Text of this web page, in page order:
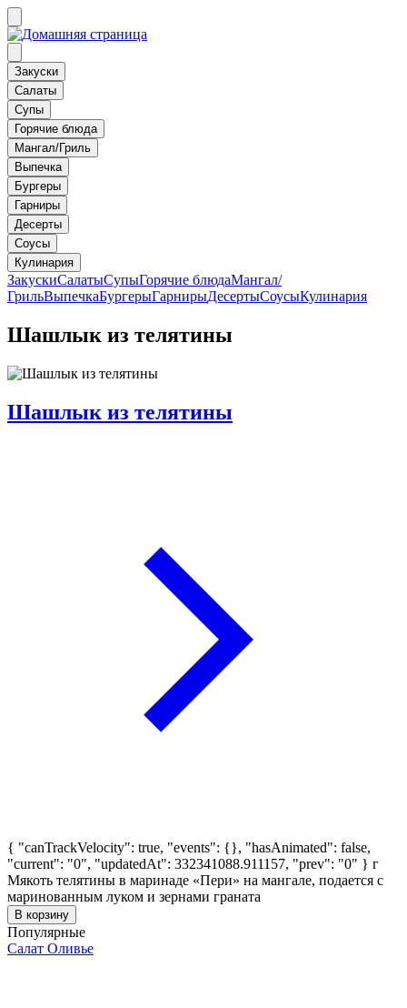
Закуски
Салаты
Супы
Горячие блюда
Мангал/Гриль
Выпечка
Бургеры
Гарниры
Десерты
Соусы
Кулинария
ЗакускиСалатыСупыГорячие блюдаМангал/
ГрильВыпечкаБургерыГарнирыДесертыСоусыКулинария
Шашлык из телятины
Шашлык из телятины
{ "canTrackVelocity": true, "events": {}, "hasAnimated": false,
"current": "0", "updatedAt": 332341088.911157, "prev": "0" } г
Мякоть телятины в маринаде «Пери» на мангале, подается с
маринованным луком и зернами граната
В корзину
Популярные
Салат Оливье